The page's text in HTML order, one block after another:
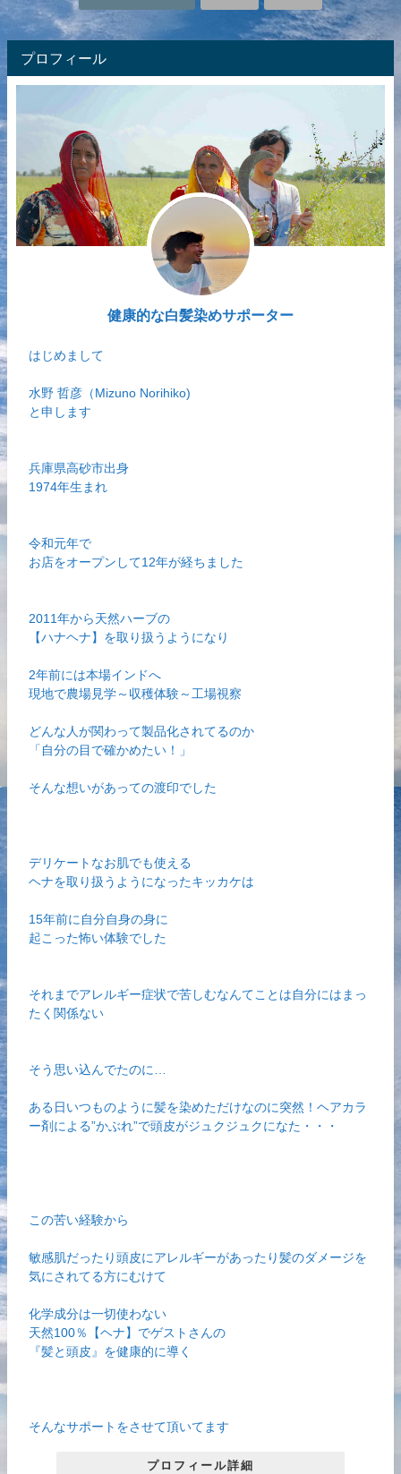
プロフィール
健康的な白髪染めサポーター
はじめまして
水野 哲彦（Mizuno Norihiko)
と申します
兵庫県高砂市出身
1974年生まれ
令和元年で
お店をオープンして12年が経ちました
2011年から天然ハーブの
【ハナヘナ】を取り扱うようになり
2年前には本場インドへ
現地で農場見学～収穫体験～工場視察
どんな人が関わって製品化されてるのか
「自分の目で確かめたい！」
そんな想いがあっての渡印でした
デリケートなお肌でも使える
ヘナを取り扱うようになったキッカケは
15年前に自分自身の身に
起こった怖い体験でした
それまでアレルギー症状で苦しむなんてことは自分にはまっ
たく関係ない
そう思い込んでたのに…
ある日いつものように髪を染めただけなのに突然！ヘアカラ
ー剤による”かぶれ”で頭皮がジュクジュクになた・・・
この苦い経験から
敏感肌だったり頭皮にアレルギーがあったり髪のダメージを
気にされてる方にむけて
化学成分は一切使わない
天然100％【ヘナ】でゲストさんの
『髪と頭皮』を健康的に導く
そんなサポートをさせて頂いてます
プロフィール詳細